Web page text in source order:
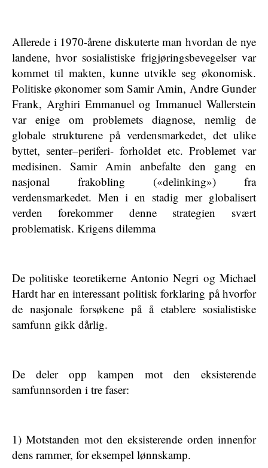
Allerede i 1970-årene diskuterte man hvordan de nye
landene, hvor sosialistiske frigjøringsbevegelser var
kommet til makten, kunne utvikle seg økonomisk.
Politiske økonomer som Samir Amin, Andre Gunder
Frank, Arghiri Emmanuel og Immanuel Wallerstein
var enige om problemets diagnose, nemlig de
globale strukturene på verdensmarkedet, det ulike
byttet, senter–periferi- forholdet etc. Problemet var
medisinen. Samir Amin anbefalte den gang en
nasjonal frakobling («delinking») fra
verdensmarkedet. Men i en stadig mer globalisert
verden forekommer denne strategien svært
problematisk. Krigens dilemma
De politiske teoretikerne Antonio Negri og Michael
Hardt har en interessant politisk forklaring på hvorfor
de nasjonale forsøkene på å etablere sosialistiske
samfunn gikk dårlig.
De deler opp kampen mot den eksisterende
samfunnsorden i tre faser:
1) Motstanden mot den eksisterende orden innenfor
dens rammer, for eksempel lønnskamp.